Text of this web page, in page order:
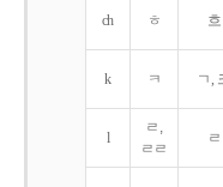
ch ㅎ 흐
k ㅋ ㄱ,
l
ㄹ,
ㄹㄹ
ㄹ